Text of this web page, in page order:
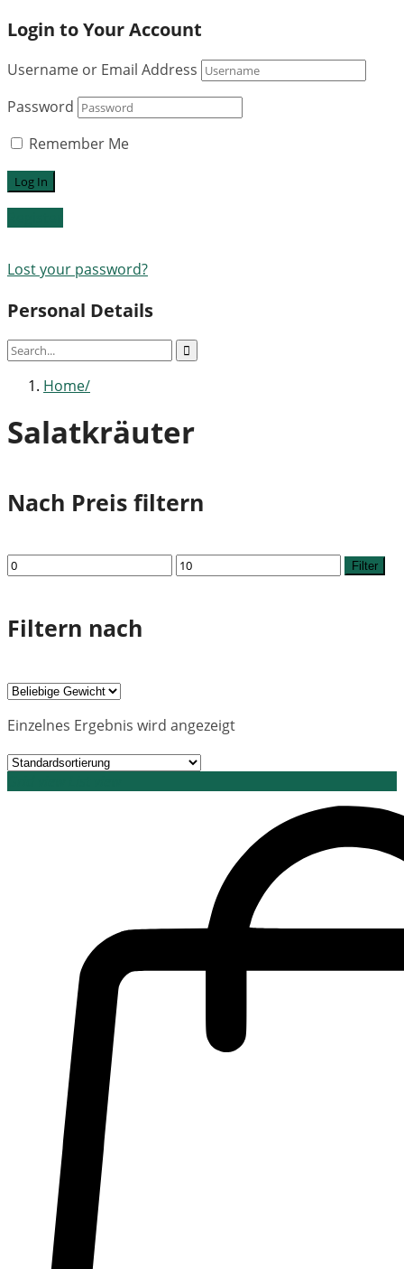
Login to Your Account
Username or Email Address
Password
Remember Me
Lost your password?
Personal Details
Home
Salatkräuter
Nach Preis filtern
Min.
Preis
Max.
Preis
Filter
Filtern nach
Einzelnes Ergebnis wird angezeigt